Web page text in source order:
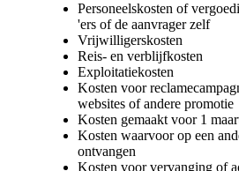
Personeelskosten of
'ers of de aanvrager zelf
Vrijwilligerskosten
Reis- en verblijfkosten
Exploitatiekosten
Kosten voor
websites of andere promotie
Kosten gemaakt voor 1
Kosten waarvoor op een
ontvangen
Kosten voor vervanging of